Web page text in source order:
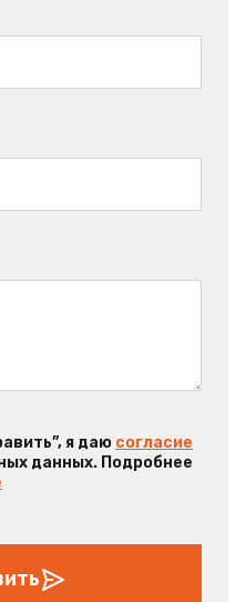
я даю согласие
данных. Подробнее